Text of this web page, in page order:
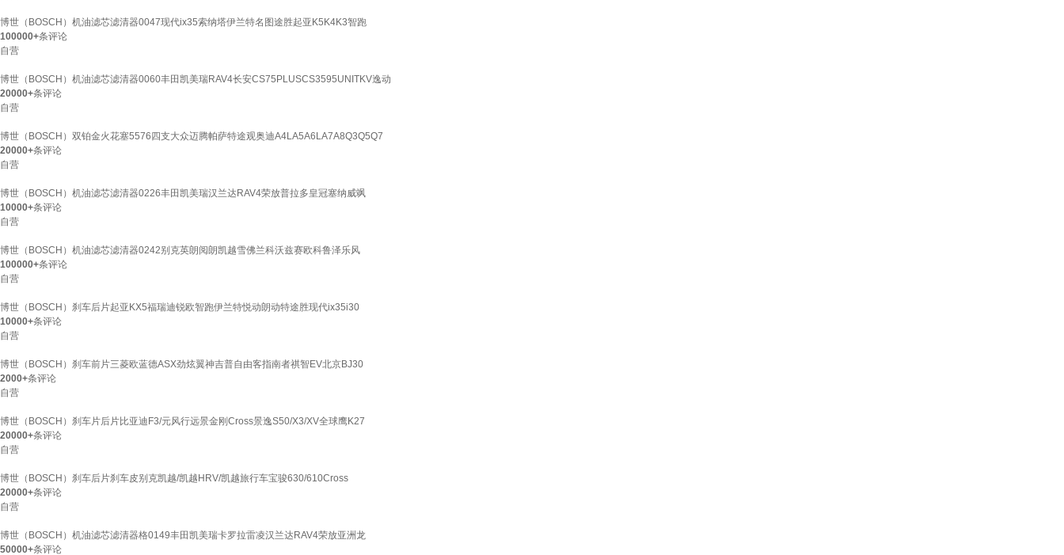
博世（BOSCH）机油滤芯滤清器0047现代ix35索纳塔伊兰特名图途胜起亚K5K4K3智跑
100000+条评论
自营
博世（BOSCH）机油滤芯滤清器0060丰田凯美瑞RAV4长安CS75PLUSCS3595UNITKV逸动
20000+条评论
自营
博世（BOSCH）双铂金火花塞5576四支大众迈腾帕萨特途观奥迪A4LA5A6LA7A8Q3Q5Q7
20000+条评论
自营
博世（BOSCH）机油滤芯滤清器0226丰田凯美瑞汉兰达RAV4荣放普拉多皇冠塞纳威飒
10000+条评论
自营
博世（BOSCH）机油滤芯滤清器0242别克英朗阅朗凯越雪佛兰科沃兹赛欧科鲁泽乐风
100000+条评论
自营
博世（BOSCH）刹车后片起亚KX5福瑞迪锐欧智跑伊兰特悦动朗动特途胜现代ix35i30
10000+条评论
自营
博世（BOSCH）刹车前片三菱欧蓝德ASX劲炫翼神吉普自由客指南者祺智EV北京BJ30
2000+条评论
自营
博世（BOSCH）刹车片后片比亚迪F3/元风行远景金刚Cross景逸S50/X3/XV全球鹰K27
20000+条评论
自营
博世（BOSCH）刹车后片刹车皮别克凯越/凯越HRV/凯越旅行车宝骏630/610Cross
20000+条评论
自营
博世（BOSCH）机油滤芯滤清器格0149丰田凯美瑞卡罗拉雷凌汉兰达RAV4荣放亚洲龙
50000+条评论